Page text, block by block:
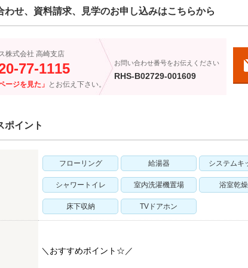
わせ、資料請求、見学のお申し込みはこちらから
株式会社 高崎支店
77-1115
ージを見た」 とお伝え下さい。
お問い合わせ番号をお伝えください
RHS-B02729-001609
ポイント
フローリング 給湯器 システムキ
シャワートイレ 室内洗濯機置場 浴室乾
床下収納 TVドアホン
＼おすすめポイント☆／